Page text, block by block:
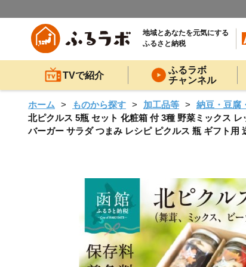
地域とあなたを元気にする
ふるさと納税
TVで紹介
ふるラボ
チャンネル
ホーム ものから探す 加工品等
納豆・豆腐
北ピクルス 5瓶 セット 化粧箱 付 3種 野菜ミックス
バーガー サラダ つまみ レシピ ピクルス 瓶 ギフト用